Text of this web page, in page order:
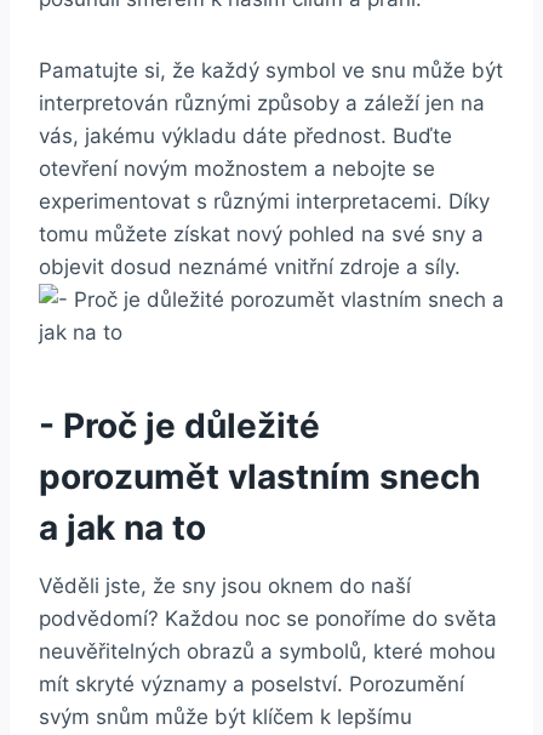
Pamatujte si, že každý symbol ve‍ snu‌ může být
interpretován různými způsoby a záleží jen⁣ na
vás, jakému výkladu dáte přednost. Buďte‌
otevření novým ‍možnostem a nebojte se
experimentovat‌ s různými​ interpretacemi. Díky⁤
tomu⁢ můžete ‌získat nový pohled ⁤na své sny a
objevit​ dosud neznámé‍ vnitřní zdroje a síly.
-​ Proč je důležité
porozumět vlastním snech
a jak na to
Věděli jste, že⁢ sny jsou oknem do naší
podvědomí?‍ Každou noc se ponoříme do světa
neuvěřitelných obrazů ‍a symbolů, které mohou
mít ⁢skryté významy a poselství. Porozumění
‌svým snům může být klíčem k lepšímu